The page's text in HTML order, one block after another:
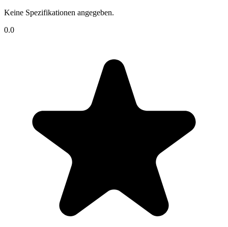
Keine Spezifikationen angegeben.
0.0